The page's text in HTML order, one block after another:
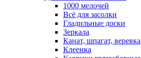
1000 мелочей
Всё для засолки
Гладильные доски
Зеркала
Канат, шпагат, веревка
Клеенка